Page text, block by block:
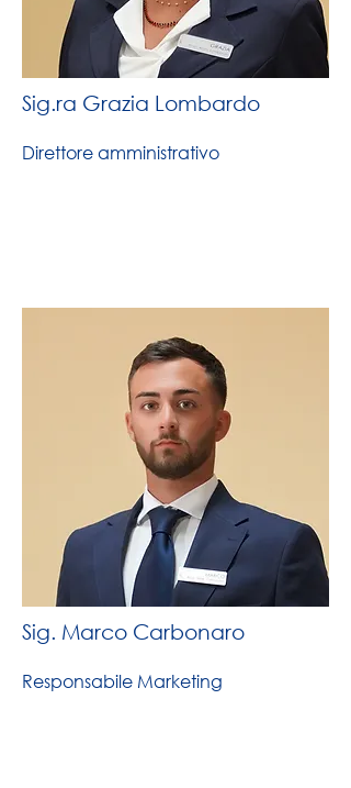
Sig.ra Grazia Lombardo
Direttore amministrativo
Sig. Marco Carbonaro
Responsabile Marketing